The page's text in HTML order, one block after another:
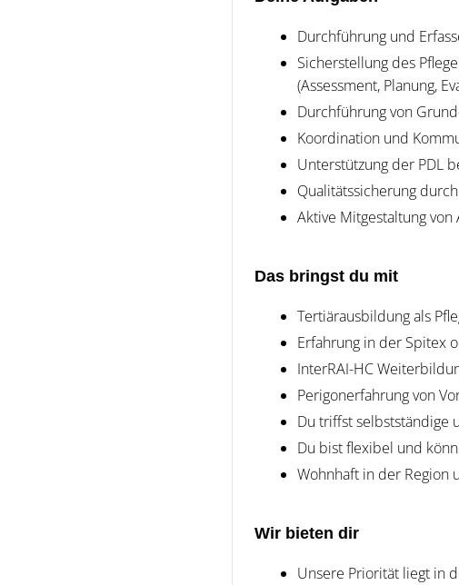
Durchführung und
Sicherstellung des
(Assessment, Planung,
Durchführung von
Koordination und
Unterstützung der PDL
Qualitätssicherung
Aktive Mitgestaltung
Das bringst du mit
Tertiärausbildung als
Erfahrung in der Spitex
InterRAI-HC
Perigonerfahrung von
Du triffst selbstständige
Du bist flexibel und
Wohnhaft in der Region
Wir bieten dir
Unsere Priorität liegt in